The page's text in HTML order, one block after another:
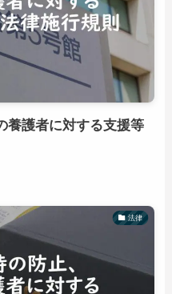
養護者に対する支援等
法律